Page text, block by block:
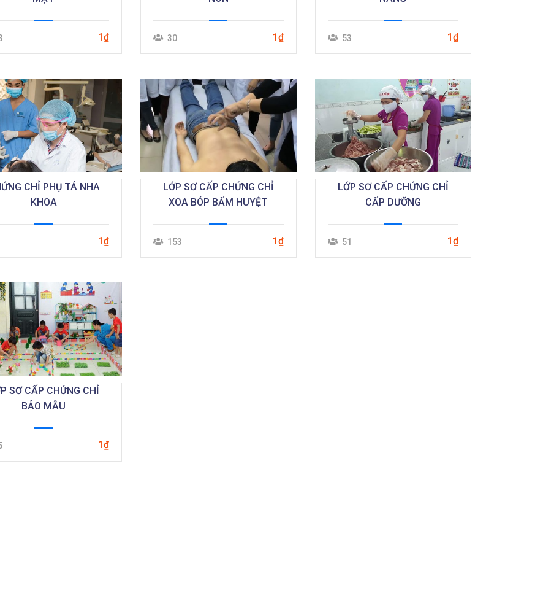
1₫ 30 1₫ 53 1₫
CHỈ PHỤ TÁ NHA
KHOA
1₫
LỚP SƠ CẤP CHỨNG CHỈ
XOA BÓP BẤM HUYỆT
153 1₫
LỚP SƠ CẤP CHỨNG CHỈ
CẤP DƯỠNG
51 1₫
SƠ CẤP CHỨNG CHỈ
BẢO MẪU
1₫